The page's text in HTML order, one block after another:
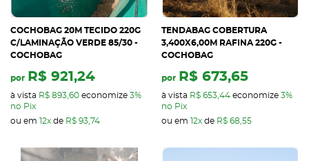
COCHOBAG 20M TECIDO 220G
C/LAMINAÇÃO VERDE 85/30 -
COCHOBAG
por R$ 921,24
à vista R$ 893,60 economize 3%
no Pix
ou em 12x de R$ 93,74
TENDABAG COBERTURA
3,400X6,00M RAFINA 220G -
COCHOBAG
por R$ 673,65
à vista R$ 653,44 economize 3%
no Pix
ou em 12x de R$ 68,55